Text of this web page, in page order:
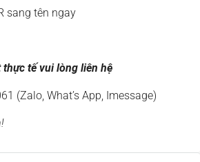
sang tên ngay
thực tế vui lòng liên hệ
(Zalo, What’s App, Imessage)